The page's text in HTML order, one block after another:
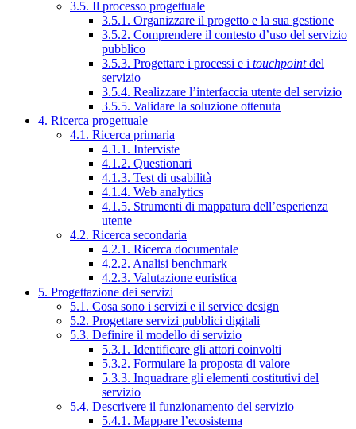
3.5. Il processo progettuale
3.5.1. Organizzare il progetto e la sua gestione
3.5.2. Comprendere il contesto d’uso del servizio
pubblico
3.5.3. Progettare i processi e i touchpointdel
servizio
3.5.4. Realizzare l’interfaccia utente del servizio
3.5.5. Validare la soluzione ottenuta
4. Ricerca progettuale
4.1. Ricerca primaria
4.1.1. Interviste
4.1.2. Questionari
4.1.3. Test di usabilità
4.1.4. Web analytics
4.1.5. Strumenti di mappatura dell’esperienza
utente
4.2. Ricerca secondaria
4.2.1. Ricerca documentale
4.2.2. Analisi benchmark
4.2.3. Valutazione euristica
5. Progettazione dei servizi
5.1. Cosa sono i servizi e il service design
5.2. Progettare servizi pubblici digitali
5.3. Definire il modello di servizio
5.3.1. Identificare gli attori coinvolti
5.3.2. Formulare la proposta di valore
5.3.3. Inquadrare gli elementi costitutivi del
servizio
5.4. Descrivere il funzionamento del servizio
5.4.1. Mappare l’ecosistema